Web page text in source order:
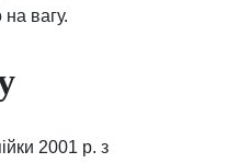
вагу.
2001 р. з